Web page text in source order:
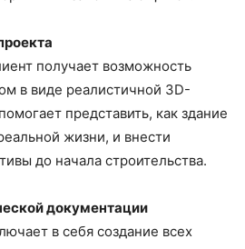
получает возможность
в виде реалистичной 3D-
представить, как здание
жизни, и внести
до начала строительства.
документации
в себя создание всех